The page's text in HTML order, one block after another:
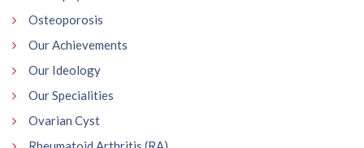
Osteoporosis
Our Achievements
Our Ideology
Our Specialities
Ovarian Cyst